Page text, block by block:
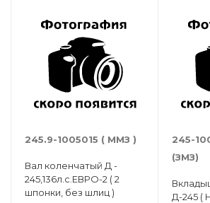
245.9-1005015 ( ММЗ )
Вал коленчатый Д -
245,136л.с.ЕВРО-2 ( 2
шпонки, без шлиц )
245-
(ЗМЗ)
Д-245 (